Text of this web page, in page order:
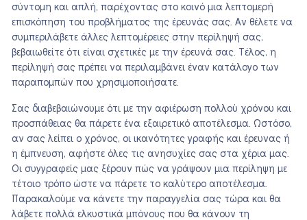
σύντομη και απλή, παρέχοντας στο κοινό μια λεπτομερή
επισκόπηση του προβλήματος της έρευνάς σας. Αν θέλετε να
συμπεριλάβετε άλλες λεπτομέρειες στην περίληψή σας,
βεβαιωθείτε ότι είναι σχετικές με την έρευνά σας. Τέλος, η
περίληψή σας πρέπει να περιλαμβάνει έναν κατάλογο των
παραπομπών που χρησιμοποιήσατε.
Σας διαβεβαιώνουμε ότι με την αφιέρωση πολλού χρόνου και
προσπάθειας θα πάρετε ένα εξαιρετικό αποτέλεσμα. Ωστόσο,
αν σας λείπει ο χρόνος, οι ικανότητες γραφής και έρευνας ή
η έμπνευση, αφήστε όλες τις ανησυχίες σας στα χέρια μας.
Οι συγγραφείς μας ξέρουν πώς να γράψουν μια περίληψη με
τέτοιο τρόπο ώστε να πάρετε το καλύτερο αποτέλεσμα.
Παρακαλούμε να κάνετε την παραγγελία σας τώρα και θα
λάβετε πολλά ελκυστικά μπόνους που θα κάνουν τη